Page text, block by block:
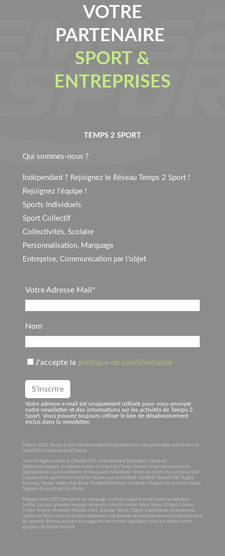
VOTRE
PARTENAIRE
SPORT &
ENTREPRISES
TEMPS 2 SPORT
Qui sommes-nous ?
Indépendant ? Rejoignez le Réseau Temps 2 Sport !
Rejoignez l’équipe !
Sports Individuels
Sport Collectif
Collectivités, Scolaire
Personnalisation, Marquage
Entreprise, Communication par l’objet
Votre Adresse Mail*
Nom
J'accepte la politique de confidentialité
Votre adresse e-mail est uniquement utilisée pour vous envoyer
notre newsletter et des informations sur les activités de Temps 2
Sport. Vous pouvez toujours utiliser le lien de désabonnement
inclus dans la newsletter.
Depuis 2003, Temps 2 sport (anciennement Equip’Sport) est votre partenaire sportif dans le
Grand Est et dans toute la France .
Avec 4 Magasins dans le GRAND EST à Montbéliard, Richwiller, Colmar et
Niederhausbergen. En Alsace et dans le Grand Est Temps2sport ( tempsdesport ) est le
spécialiste des sports collectifs et des sports individuels. Temps de sport vous propose tout
l’équipement sportif et le textile en Alsace pour le Football, Handball, Basket-Ball, Rugby,
Running, Tennis, Volley-Ball, Boxe, Football Américain, Cyclisme. Magasin de sport en Alsace,
Magasin de sport dans le doubs.
Magasin dans l’EST Spécialiste du marquage sur tous supports et de la personnalisation
textile. Les plus grandes marques de sports collectif Adidas, Nike, Puma, Uhlsport, Erima,
Under Armour, Hummel, Mizuno, Asics, Babolat, Yonex. Objets publicitaires, récompenses
sportives. Nous vous proposons également une gamme de parapharmacie et protection pour
les sportifs. Retrouvez dans nos magasins des corners spécialisés pour les arbitres et les
gardiens de but de football.